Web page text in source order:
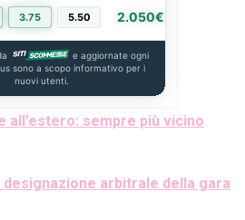
3.75 5.50 2.050€
e aggiornate ogni
sono a scopo informativo per i
nuovi utenti.
all’estero: sempre più vicino
designazione arbitrale della gara